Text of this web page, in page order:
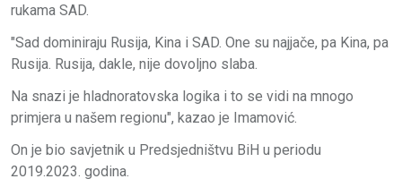
rukama SAD.
"Sad dominiraju Rusija, Kina i SAD. One su najjače, pa Kina, pa
Rusija. Rusija, dakle, nije dovoljno slaba.
Na snazi je hladnoratovska logika i to se vidi na mnogo
primjera u našem regionu", kazao je Imamović.
On je bio savjetnik u Predsjedništvu BiH u periodu
2019.2023. godina.